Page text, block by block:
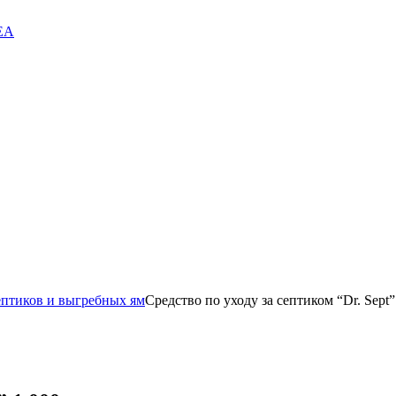
и выгребных ямСредство по уходу за септиком “Dr.